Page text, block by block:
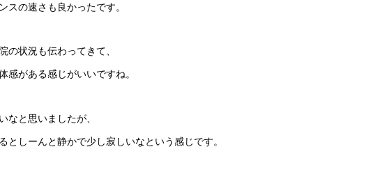
スの速さも良かったです。
の状況も伝わってきて、
感がある感じがいいですね。
なと思いましたが、
としーんと静かで少し寂しいなという感じです。